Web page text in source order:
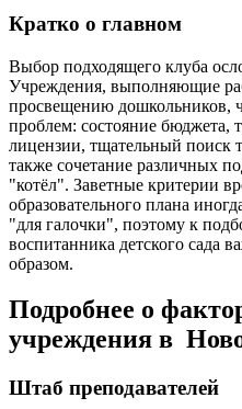
Кратко о главном
Выбор подходящего клуба
Учреждения, выполняющие
просвещению дошкольников,
проблем: состояние бюджета,
лицензии, тщательный поиск
также сочетание различных
"котёл". Заветные критерии
образовательного плана
"для галочки", поэтому к
воспитанника детского сада
образом.
Подробнее о
учреждения в
Штаб преподавателей